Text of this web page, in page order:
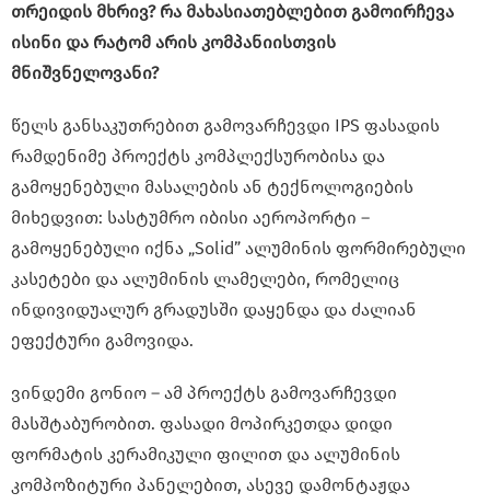
თრეიდის მხრივ? რა მახასიათებლებით გამოირჩევა
ისინი და რატომ არის კომპანიისთვის
მნიშვნელოვანი?
წელს განსაკუთრებით გამოვარჩევდი IPS ფასადის
რამდენიმე პროექტს კომპლექსურობისა და
გამოყენებული მასალების ან ტექნოლოგიების
მიხედვით: სასტუმრო იბისი აეროპორტი –
გამოყენებული იქნა „Solid” ალუმინის ფორმირებული
კასეტები და ალუმინის ლამელები, რომელიც
ინდივიდუალურ გრადუსში დაყენდა და ძალიან
ეფექტური გამოვიდა.
ვინდემი გონიო – ამ პროექტს გამოვარჩევდი
მასშტაბურობით. ფასადი მოპირკეთდა დიდი
ფორმატის კერამიკული ფილით და ალუმინის
კომპოზიტური პანელებით, ასევე დამონტაჟდა